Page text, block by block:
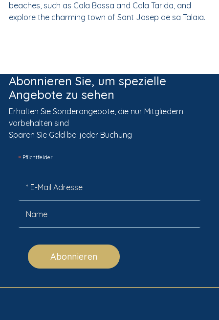
beaches, such as Cala Bassa and Cala Tarida, and
explore the charming town of Sant Josep de sa Talaia.
Abonnieren Sie, um spezielle
Angebote zu sehen
Erhalten Sie Sonderangebote, die nur Mitgliedern
vorbehalten sind
Sparen Sie Geld bei jeder Buchung
*Pflichtfelder
Abonnieren